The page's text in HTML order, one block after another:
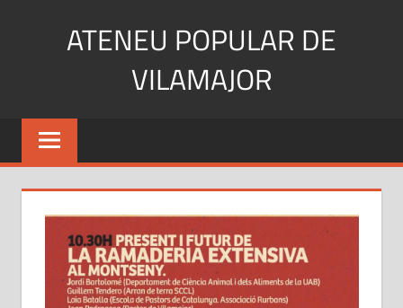
ATENEU POPULAR DE
VILAMAJOR